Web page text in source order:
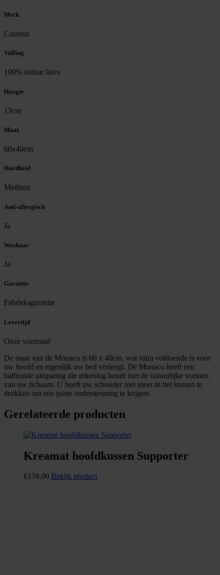
Merk
Cassenz
Vulling
100% natuur latex
Hoogte
13cm
Maat
60x40cm
Hardheid
Medium
Anti-allergisch
Ja
Wasbaar
Ja
Garantie
Fabrieksgarantie
Levertijd
Onze voorraad
De maat van de Monaco is 60 x 40cm, wat ruim voldoende is voor
uw hoofd en eigenlijk uw bed verlengt. De Monaco heeft een
halfronde uitsparing die rekening houdt met de natuurlijke vormen
van uw lichaam. U hoeft uw schouder niet meer in het kussen te
drukken om een juiste ondersteuning te krijgen.
Gerelateerde producten
Kreamat hoofdkussen Supporter
€159,00 Bekijk product